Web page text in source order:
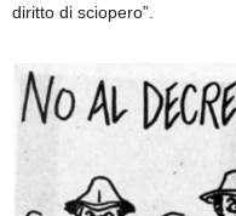
diritto di sciopero”.